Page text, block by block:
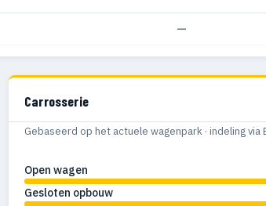
—
1
7
4
Carrosserie
Gebaseerd op het actuele wagenpark · indeling via
Open wagen
Gesloten opbouw